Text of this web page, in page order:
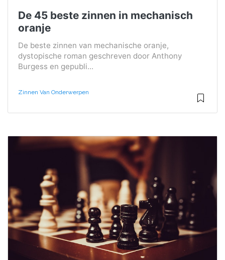
De 45 beste zinnen in mechanisch
oranje
De beste zinnen van mechanische oranje,
dystopische roman geschreven door Anthony
Burgess en gepubli...
Zinnen Van Onderwerpen